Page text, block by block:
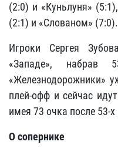
(2:0) и «Куньлуня»
(2:1) и «Слованом» (7:0).
Игроки Сергея
«Западе»,
«Железнодорожники»
плей-офф и сейчас
имея 73 очка после 53-х
О сопернике